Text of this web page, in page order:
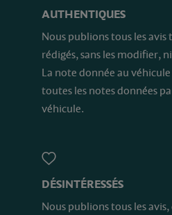
AUTHENTIQUES
Nous publions tous les avis
rédigés, sans les modifier,
La note donnée au
toutes les notes données
véhicule.
DÉSINTÉRESSÉS
Nous publions tous les